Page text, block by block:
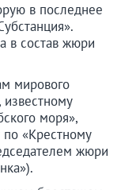
в последнее
в состав жюри
мирового
известному
моря»,
по «Крестному
жюри